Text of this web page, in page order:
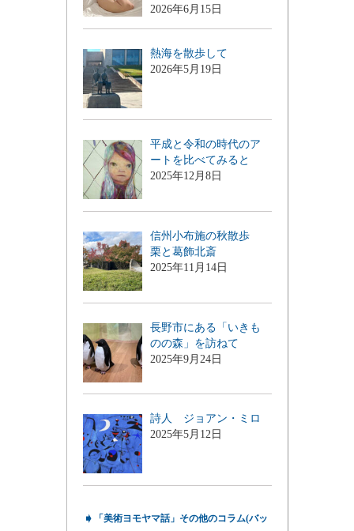
2026年6月15日
熱海を散歩して
2026年5月19日
平成と令和の時代のア
ートを比べてみると
2025年12月8日
信州小布施の秋散歩
栗と葛飾北斎
2025年11月14日
長野市にある「いきも
のの森」を訪ねて
2025年9月24日
詩人 ジョアン・ミロ
2025年5月12日
➧
「美術ヨモヤマ話」その他のコラム(バッ